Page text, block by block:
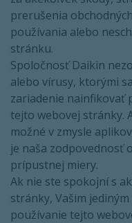
prerušenia
používania alebo
stránku.
Spoločnosť Daikin
alebo vírusy, ktorými
zariadenie nainfikovať
tejto webovej stránky.
možné v zmysle
je naša zodpovednosť
prípustnej miery.
Ak nie ste spokojní s
stránky, Vašim
používanie tejto